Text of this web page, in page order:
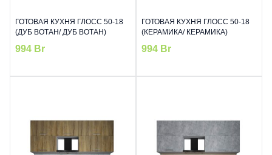
ГОТОВАЯ КУХНЯ ГЛОСС 50-18
(ДУБ ВОТАН/ ДУБ ВОТАН)
994 Br
ГОТОВАЯ КУХНЯ ГЛОСС 50-18
(КЕРАМИКА/ КЕРАМИКА)
994 Br